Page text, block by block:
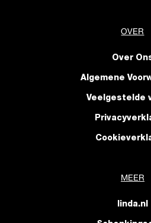
OVER
Over
Algemene
Veelgestelde
MEER
linda.nl